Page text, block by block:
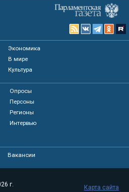
Экономика
В мире
Культура
Опросы
Персоны
Регионы
Интервью
Вакансии
г.
Карта сайта